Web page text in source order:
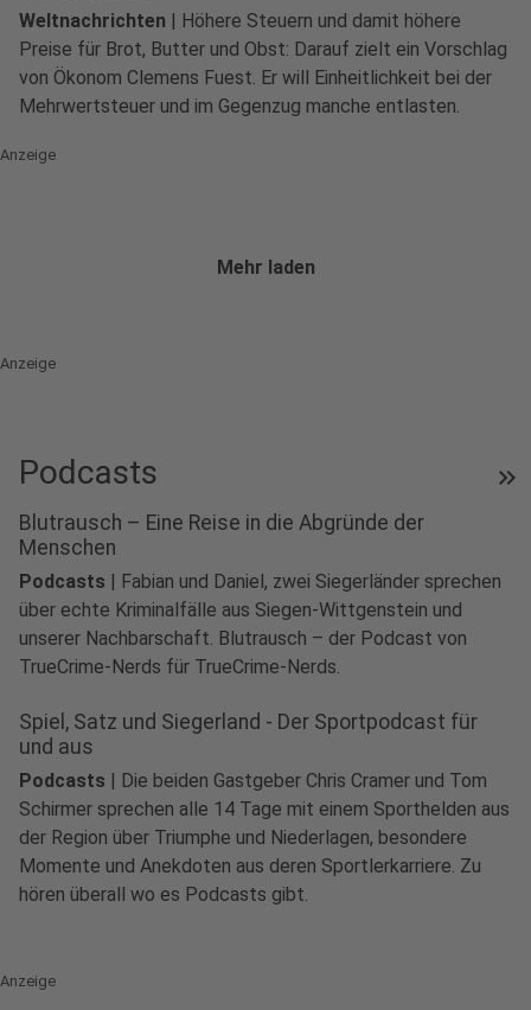
Weltnachrichten | Höhere Steuern und damit höhere
Preise für Brot, Butter und Obst: Darauf zielt ein Vorschlag
von Ökonom Clemens Fuest. Er will Einheitlichkeit bei der
Mehrwertsteuer und im Gegenzug manche entlasten.
Anzeige
Mehr laden
Anzeige
Podcasts keyboard_double_arrow_right
Blutrausch – Eine Reise in die Abgründe der
Menschen
Podcasts | Fabian und Daniel, zwei Siegerländer sprechen
über echte Kriminalfälle aus Siegen-Wittgenstein und
unserer Nachbarschaft. Blutrausch – der Podcast von
TrueCrime-Nerds für TrueCrime-Nerds.
Spiel, Satz und Siegerland - Der Sportpodcast für
und aus
Podcasts | Die beiden Gastgeber Chris Cramer und Tom
Schirmer sprechen alle 14 Tage mit einem Sporthelden aus
der Region über Triumphe und Niederlagen, besondere
Momente und Anekdoten aus deren Sportlerkarriere. Zu
hören überall wo es Podcasts gibt.
Anzeige